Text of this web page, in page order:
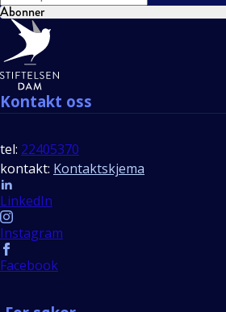
Abonner
Bunntekst
Kontakt oss
tel: 22405370
kontakt: Kontaktskjema
Follow us
LinkedIn
Instagram
Facebook